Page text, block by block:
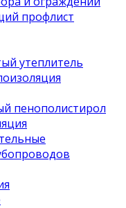
профлист
утеплитель
пенополистирол